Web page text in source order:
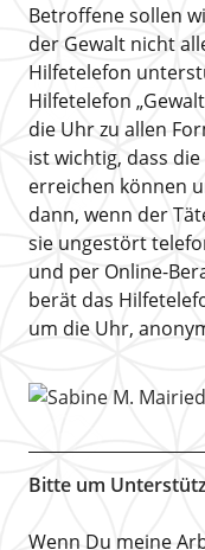
Betroffene sollen
der Gewalt nicht
Hilfetelefon
Hilfetelefon
die Uhr zu allen
ist wichtig, dass
erreichen können
dann, wenn der
sie ungestört
und per Online-
berät das
um die Uhr,
Bitte um
Wenn Du meine